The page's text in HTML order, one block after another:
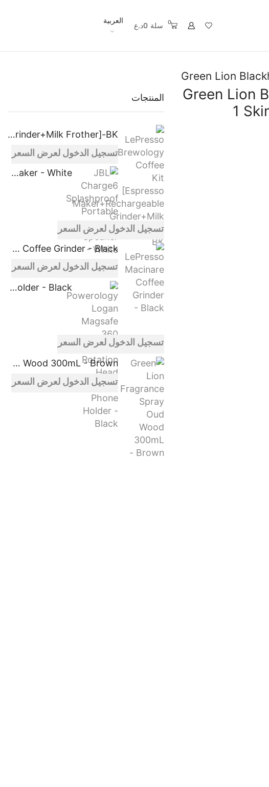
0 سلة 0د.ع
العربية
Green Lion
Green Lion
1
المنتجات
LePresso Brewology Coffee Kit [Espresso Maker+Rechargeable Grinder+Milk Frother]-BK
تسجيل الدخول لعرض السعر
JBL Charge6 Splashproof Portable Bluetooth Speaker - White
تسجيل الدخول لعرض السعر
LePresso Macinare Coffee Grinder - Black
تسجيل الدخول لعرض السعر
Powerology Logan Magsafe 360 Degree Rotation Head Car Phone Holder - Black
تسجيل الدخول لعرض السعر
Green Lion Fragrance Spray Oud Wood 300mL - Brown
تسجيل الدخول لعرض السعر